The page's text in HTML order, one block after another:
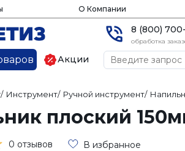
О Компании
8 (800)
обработка
Акции
/ Инструмент/ Ручной инструмент/
плоский
0 отзывов В избранное